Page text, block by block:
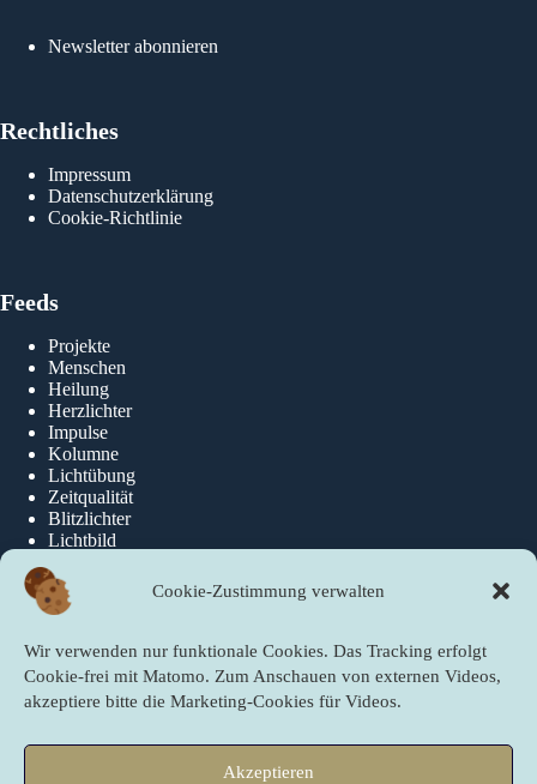
Cookie-Zustimmung verwalten
Wir verwenden nur funktionale Cookies. Das Tracking erfolgt
Cookie-frei mit Matomo. Zum Anschauen von externen Videos,
akzeptiere bitte die Marketing-Cookies für Videos.
Akzeptieren
Newsletter abonnieren
Rechtliches
Impressum
Datenschutzerklärung
Cookie-Richtlinie
Feeds
Projekte
Menschen
Heilung
Herzlichter
Impulse
Kolumne
Lichtübung
Zeitqualität
Blitzlichter
Lichtbild
Über Uns
Quicklinks